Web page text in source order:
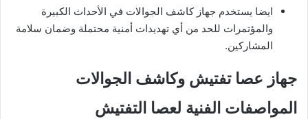
ايضا يستخدم جهاز كاشف الجوالات في الأحداث الكبيرة
والمؤتمرات للحد من أي تهديدات أمنية محتملة وضمان سلامة
المشاركين.
جهاز عصا تفتيش وكاشف الجوالات
المواصفات الفنية لعصا التفتيش